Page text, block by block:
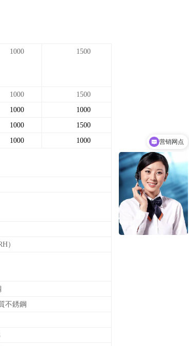
1000 1500
1000
1500
1000
1000
1000
1500
1000 1000
）
不銹鋼
厂家定制